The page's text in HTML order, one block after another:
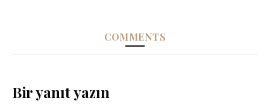
COMMENTS
Bir yanıt yazın